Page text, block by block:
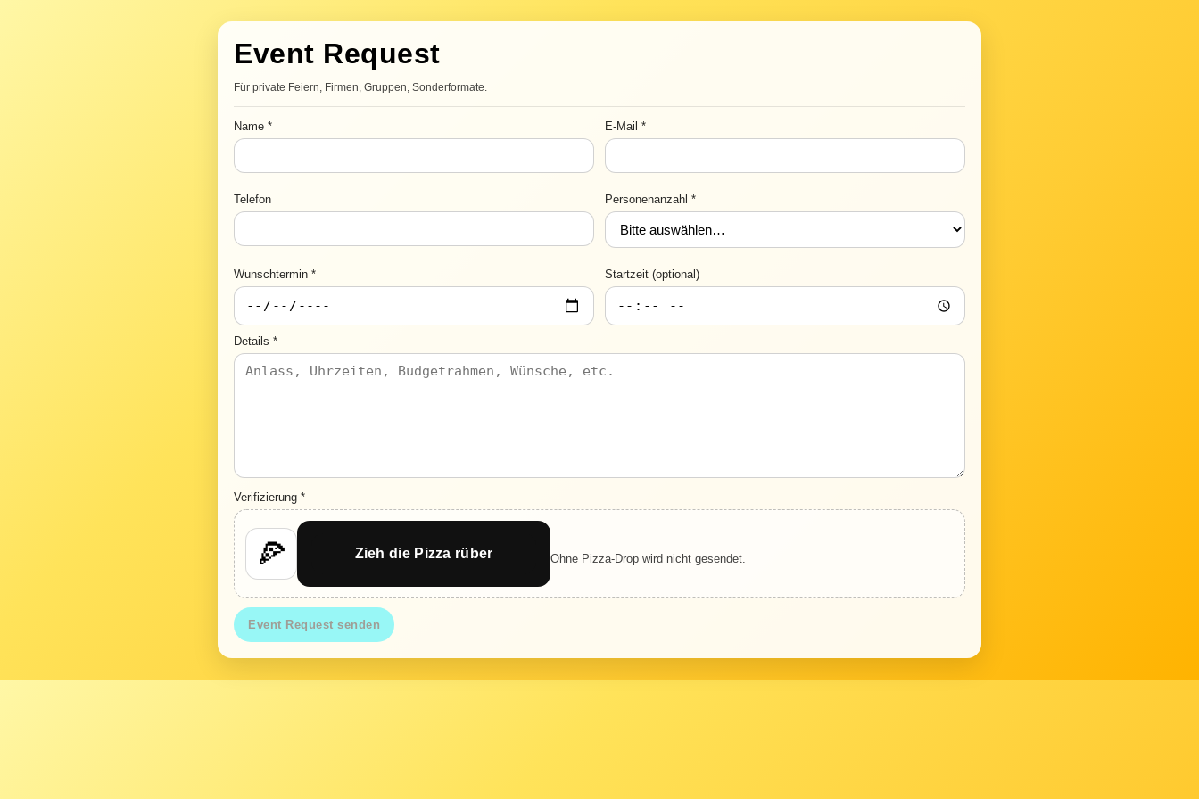
Event Request
Für private Feiern, Firmen, Gruppen, Sonderformate.
Name * E-Mail *
Telefon Personenanzahl *
Wunschtermin * Startzeit (optional)
Details *
Verifizierung *
🍕 Zieh die Pizza rüber Ohne Pizza-Drop wird nicht gesendet.
Event Request senden